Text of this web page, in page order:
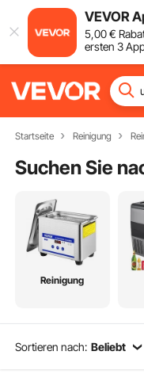
VEVOR
5,00€
ersten 3
Startseite Reinigung
Suchen Sie
Reinigung
Sortieren nach: Beliebt